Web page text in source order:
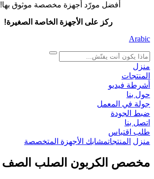
أفضل مورّد أجهزة مخصصة موثوق بها!
ركز على الأجهزة الخاصة الصغيرة!
Arabic
search
منزل
المنتجات
أشرطة فيديو
حول بنا
جولة في المعمل
ضبط الجودة
اتصل بنا
طلب اقتباس
منزل المنتجاتمشابك الأجهزة المتخصصة
مخصص الكربون الصلب الصف 8.8 مسامير الصواميل والمسامير مشابك الأجهزة